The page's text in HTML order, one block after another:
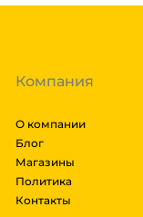
Компания
О компании
Блог
Магазины
Политика
Контакты